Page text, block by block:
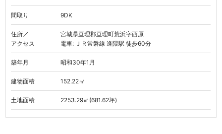
間取り 9DK
住所／
アクセス
宮城県亘理郡亘理町荒浜字西原
電車: ＪＲ常磐線 逢隈駅 徒歩60分
築年月 昭和30年1月
建物面積 152.22㎡
土地面積 2253.29㎡(681.62坪)